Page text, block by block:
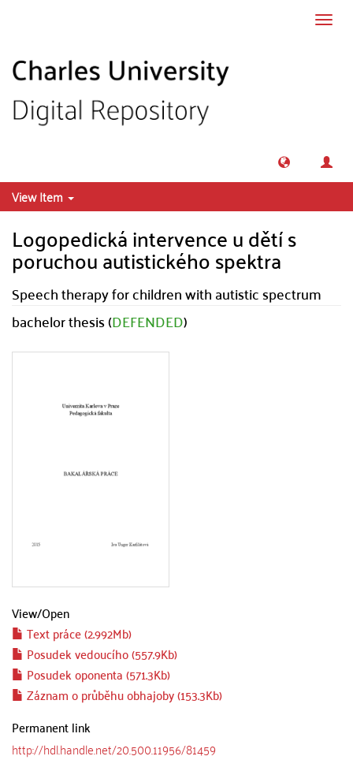
View Item
Logopedická intervence u dětí s
poruchou autistického spektra
Speech therapy for children with autistic spectrum
bachelor thesis (DEFENDED)
View/Open
Text práce (2.992Mb)
Posudek vedoucího (557.9Kb)
Posudek oponenta (571.3Kb)
Záznam o průběhu obhajoby (153.3Kb)
Permanent link
http://hdl.handle.net/20.500.11956/81459